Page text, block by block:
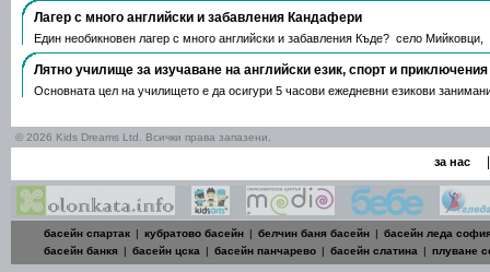
Лагер с много английски и забавления Кандафери
Един необикновен лагер с много английски и забавления Къде? село
Лятно училище за изучаване на английски език, спорт и
Основната цел на училището е да осигури 5 часови ежедневни езикови
© 2026 Kids Dreams Ltd. Всички права запазени.
за нас
басейн спартак | кубратово басейн | белчин баня басейн | басейн леда
басейн банкя
| басейн цска | басейн панчарево | басейн слатина | плуване